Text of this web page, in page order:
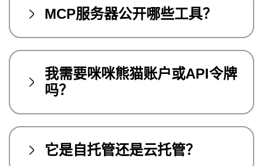
MCP服务器公开哪些工具？
我需要咪咪熊猫账户或API令牌
吗？
它是自托管还是云托管？